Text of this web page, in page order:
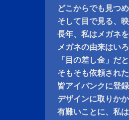
どこからでも見つ
そして目で見る、
長年、私はメガネ
メガネの由来はい
「目の差し金」だ
そもそも依頼された
皆アイバンクに登
デザインに取りか
有難いことに、私